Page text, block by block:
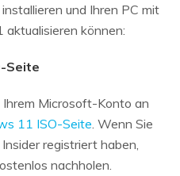
und Ihren PC mit
können:
Seite
Microsoft-Konto an
11 ISO-Seite . Wenn Sie
registriert haben,
nachholen.